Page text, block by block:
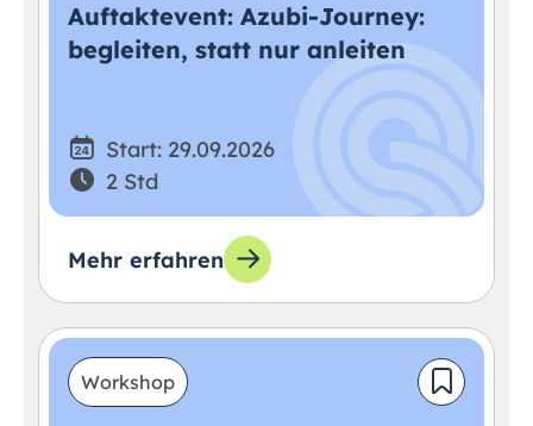
Auftaktevent: Azubi-Journey:
begleiten, statt nur anleiten
Start: 29.09.2026
2 Std
Mehr erfahren
Workshop